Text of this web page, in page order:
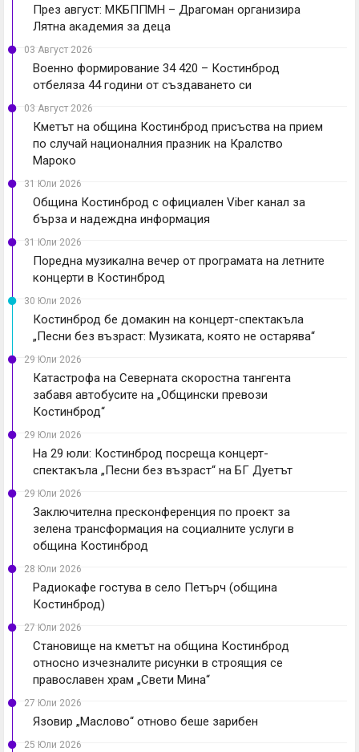
През август: МКБППМН – Драгоман организира
Лятна академия за деца
03 Август 2026
Военно формирование 34 420 – Костинброд
отбеляза 44 години от създаването си
03 Август 2026
Кметът на община Костинброд присъства на прием
по случай националния празник на Кралство
Мароко
31 Юли 2026
Община Костинброд с официален Viber канал за
бърза и надеждна информация
31 Юли 2026
Поредна музикална вечер от програмата на летните
концерти в Костинброд
30 Юли 2026
Костинброд бе домакин на концерт-спектакъла
„Песни без възраст: Музиката, която не остарява“
29 Юли 2026
Катастрофа на Северната скоростна тангента
забавя автобусите на „Общински превози
Костинброд“
29 Юли 2026
На 29 юли: Костинброд посреща концерт-
спектакъла „Песни без възраст“ на БГ Дуетът
29 Юли 2026
Заключителна пресконференция по проект за
зелена трансформация на социалните услуги в
община Костинброд
28 Юли 2026
Радиокафе гостува в село Петърч (община
Костинброд)
27 Юли 2026
Становище на кметът на община Костинброд
относно изчезналите рисунки в строящия се
православен храм „Свети Мина“
27 Юли 2026
Язовир „Маслово“ отново беше зарибен
25 Юли 2026